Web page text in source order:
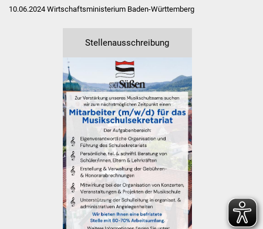
Schülerferienprogramm
Freundeskreis Asyl
Ukraine-Hilfe
Wohnen
Bauen in Süßen
Wohnimmobilien +
Baugrundstücke
Wirtschaft
10.06.2024 Wirtschaftsministerium Baden-Württemberg
Stellenausschreibung